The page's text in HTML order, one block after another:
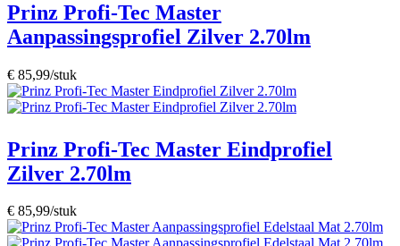
Prinz Profi-Tec Master
Aanpassingsprofiel Zilver 2.70lm
€ 85,99/stuk
Prinz Profi-Tec Master Eindprofiel
Zilver 2.70lm
€ 85,99/stuk